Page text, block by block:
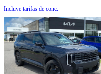
Incluye tarifas de conc.